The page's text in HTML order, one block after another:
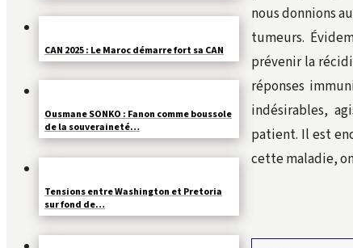
nous donnions
tumeurs.
prévenir la
réponses
indésirables,
patient. Il est
cette maladie,
CAN 2025 : Le Maroc démarre fort sa CAN
Ousmane SONKO : Fanon comme boussole
de la souveraineté…
Tensions entre Washington et Pretoria
sur fond de…